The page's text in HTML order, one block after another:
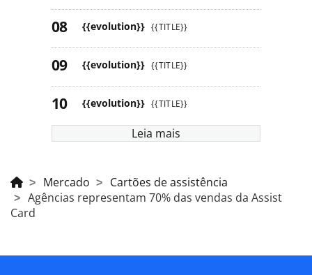
{{evolution}} {{TITLE}}
{{evolution}} {{TITLE}}
{{evolution}} {{TITLE}}
Leia mais
Mercado
Cartões de assistência
Agências representam 70% das vendas da Assist
Card